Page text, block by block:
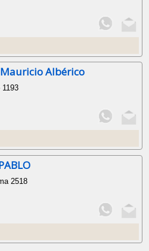
Mauricio Albérico
2518